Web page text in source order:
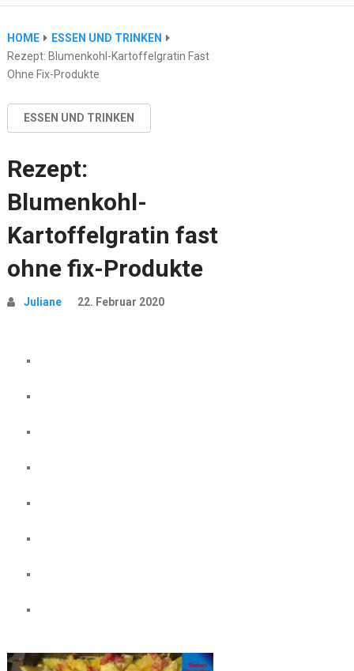
HOME
ESSEN UND TRINKEN
Rezept: Blumenkohl-Kartoffelgratin Fast
Ohne Fix-Produkte
ESSEN UND TRINKEN
Rezept:
Blumenkohl-
Kartoffelgratin fast
ohne fix-Produkte
Juliane 22. Februar 2020